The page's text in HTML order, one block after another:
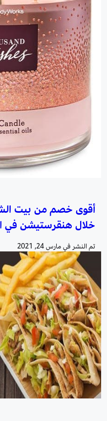
أقوى خصم من بيت
خلال هنقرستيشن في
تم النشر فيمارس 24, 2021